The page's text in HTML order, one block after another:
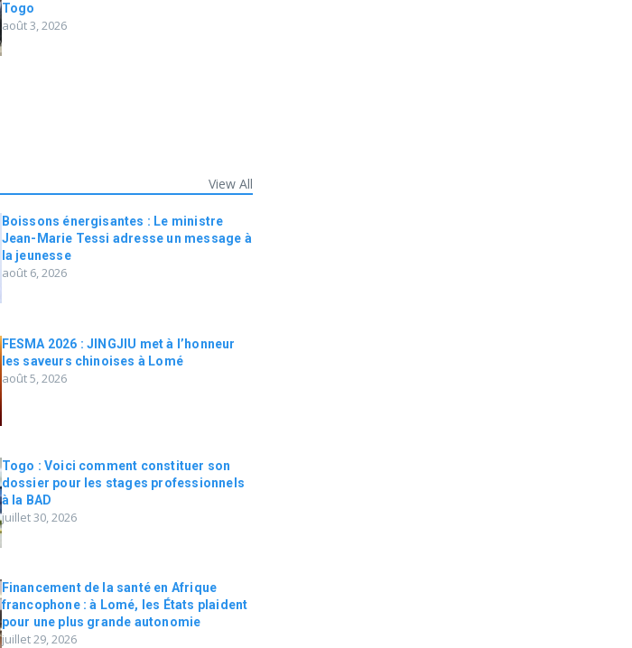
Togo
août 3, 2026
View All
Boissons énergisantes : Le ministre
Jean-Marie Tessi adresse un message à
la jeunesse
août 6, 2026
FESMA 2026 : JINGJIU met à l’honneur
les saveurs chinoises à Lomé
août 5, 2026
Togo : Voici comment constituer son
dossier pour les stages professionnels
à la BAD
juillet 30, 2026
Financement de la santé en Afrique
francophone : à Lomé, les États plaident
pour une plus grande autonomie
juillet 29, 2026